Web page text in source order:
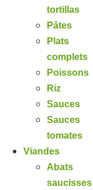
tortillas
Pâtes
Plats
complets
Poissons
Riz
Sauces
Sauces
tomates
Viandes
Abats
saucisses